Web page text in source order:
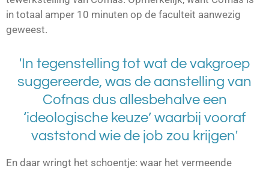
in totaal amper 10 minuten op de faculteit aanwezig
geweest.
'In tegenstelling tot wat de vakgroep
suggereerde, was de aanstelling van
Cofnas dus allesbehalve een
‘ideologische keuze’ waarbij vooraf
vaststond wie de job zou krijgen'
En daar wringt het schoentje: waar het vermeende